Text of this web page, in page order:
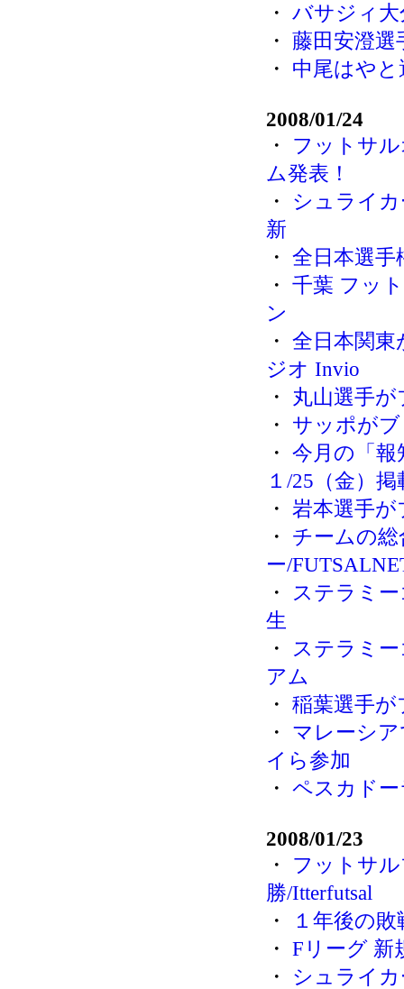
・ バサジィ
・ 藤田安澄
・ 中尾はや
2008/01/24
・ フットサ
ム発表！
・ シュライ
新
・ 全日本選手
・ 千葉 フッ
ン
・ 全日本関
ジオ Invio
・ 丸山選手
・ サッポが
・ 今月の「
１/25（金）掲
・ 岩本選手
・ チームの
ー/
・
ステラミ
生
・
ステラミ
アム
・ 稲葉選手
・ マレーシ
イら参加
・ ペスカド
2008/01/23
・ フットサ
勝/Itterfutsal
・
１年後の
・ Fリーグ 新
・ シュライ